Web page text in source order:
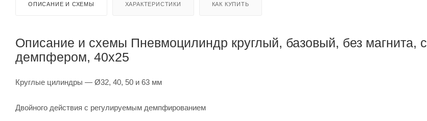
ОПИСАНИЕ И СХЕМЫ ХАРАКТЕРИСТИКИ КАК КУПИТЬ
Описание и схемы Пневмоцилиндр круглый, базовый, без магнита, с
демпфером, 40x25
Круглые цилиндры — Ø32, 40, 50 и 63 мм
Двойного действия с регулируемым демпфированием